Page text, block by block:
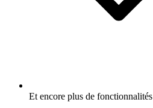
Et encore plus de fonctionnalités